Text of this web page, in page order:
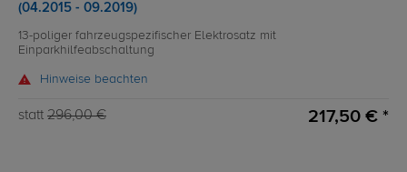
(04.2015 - 09.2019)
13-poliger fahrzeugspezifischer Elektrosatz mit
Einparkhilfeabschaltung
Hinweise beachten
statt 296,00 € 217,50 € *